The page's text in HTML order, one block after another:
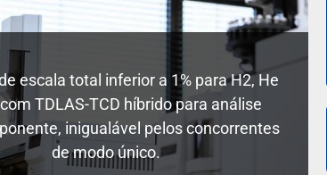
escala total inferior a 1% para H2, He
TDLAS-TCD híbrido para análise
inigualável pelos concorrentes
de modo único.